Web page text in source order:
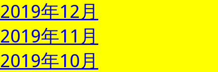
2019年12月
2019年11月
2019年10月